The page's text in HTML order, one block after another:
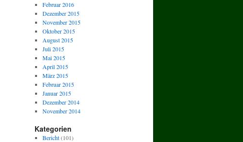
Februar 2016
Dezember 2015
November 2015
Oktober 2015
August 2015
Juli 2015
Mai 2015
April 2015
März 2015
Februar 2015
Januar 2015
Dezember 2014
November 2014
Kategorien
Bericht(101)